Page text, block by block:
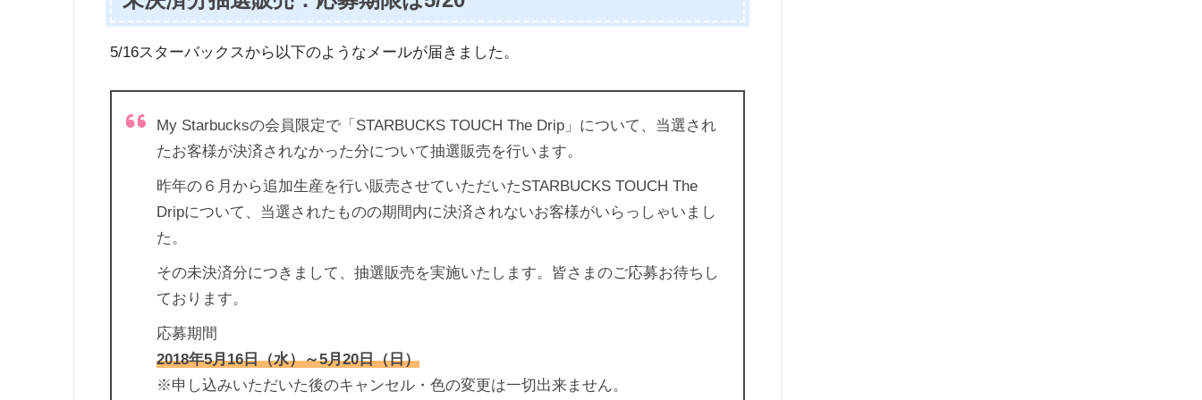
5/16スターバックスから以下のようなメールが届きました。
My Starbucksの会員限定で「STARBUCKS TOUCH The Drip」について、当選され
たお客様が決済されなかった分について抽選販売を行います。
昨年の６月から追加生産を行い販売させていただいたSTARBUCKS TOUCH The
Dripについて、当選されたものの期間内に決済されないお客様がいらっしゃいまし
た。
その未決済分につきまして、抽選販売を実施いたします。皆さまのご応募お待ちし
ております。
応募期間
2018年5月16日（水）～5月20日（日）
※申し込みいただいた後のキャンセル・色の変更は一切出来ません。